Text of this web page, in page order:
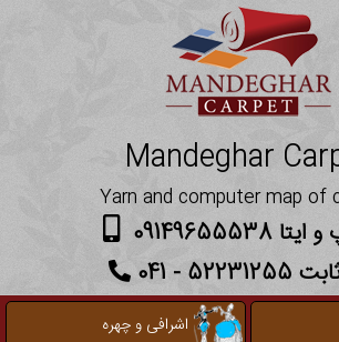
Mandeghar
Yarn and computer map of
- 041
اشرافی و چهره